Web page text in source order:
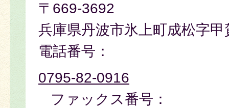
〒669-3692
兵庫県丹波市氷上町成松字甲
電話番号：
0795-82-0916
ファックス番号：